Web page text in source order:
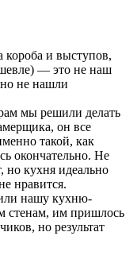
короба и выступов,
— это не наш
не нашли
мы решили делать
он все
такой, как
окончательно. Не
но кухня идеально
нравится.
нашу кухню-
стенам, им пришлось
но результат